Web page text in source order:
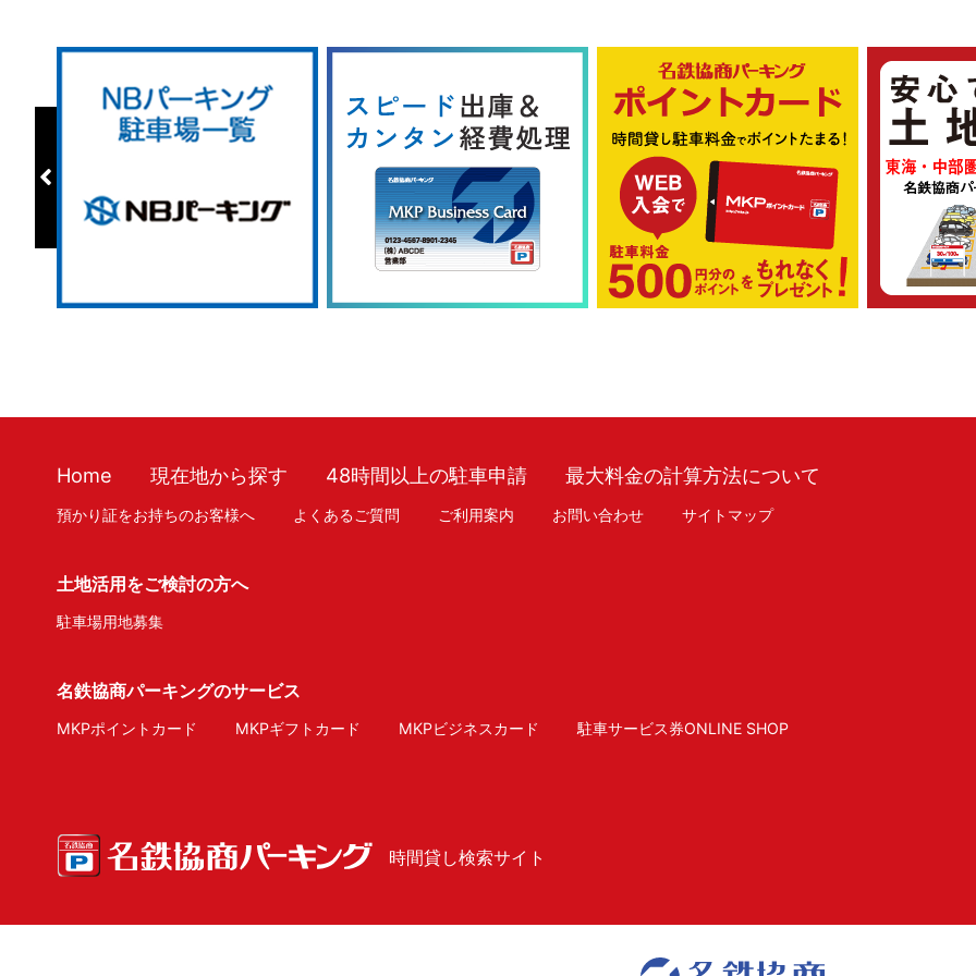
Home 現在地から探す 48時間以上の駐車申請 最大料金の計算方法について
預かり証をお持ちのお客様へ よくあるご質問 ご利用案内 お問い合わせ サイトマップ
土地活用をご検討の方へ
駐車場用地募集
名鉄協商パーキングのサービス
MKPポイントカード MKPギフトカード MKPビジネスカード 駐車サービス券ONLINE SHOP
時間貸し検索サイト